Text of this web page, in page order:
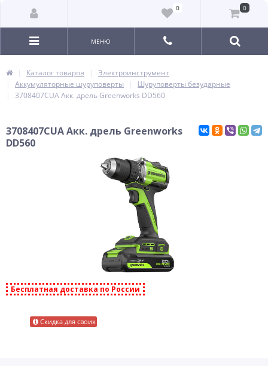
0 0
МЕНЮ
Каталог товаров
Электроинструмент
Аккумуляторные шуруповерты
Шуруповерты безударные
3708407CUA Акк. дрель Greenworks DD560
3708407CUA Акк. дрель Greenworks
DD560
Бесплатная доставка по России
Скидка для своих